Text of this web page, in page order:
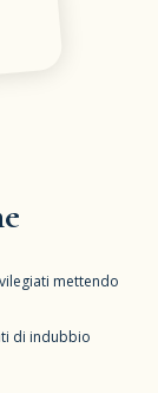
mettendo
di indubbio